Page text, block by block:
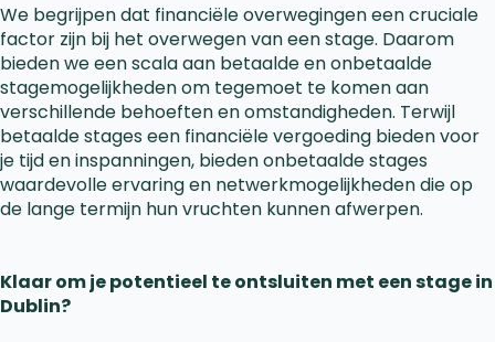
We begrijpen dat financiële overwegingen een cruciale
factor zijn bij het overwegen van een stage. Daarom
bieden we een scala aan betaalde en onbetaalde
stagemogelijkheden om tegemoet te komen aan
verschillende behoeften en omstandigheden. Terwijl
betaalde stages een financiële vergoeding bieden voor
je tijd en inspanningen, bieden onbetaalde stages
waardevolle ervaring en netwerkmogelijkheden die op
de lange termijn hun vruchten kunnen afwerpen.
Klaar om je potentieel te ontsluiten met een stage in
Dublin?